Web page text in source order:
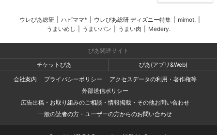
ウレぴあ総研 ハピママ* ウレぴあ総研 ディズニー特集 mimot.
うまいめし
うまいパン うまい肉 Medery.
ぴあ関連サイト
チケットぴあ
ぴあ(アプリ&Web)
会社案内
プライバシーポリシー
アクセスデータの利用・著作権等
外部送信ポリシー
広告出稿・お取り組みのご相談・情報掲載・その他お問い合わせ
一般の読者の方・ユーザーの方からのお問い合わせ